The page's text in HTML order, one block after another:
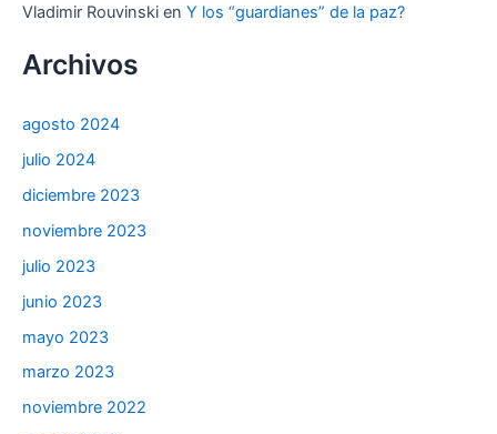
Vladimir Rouvinski en Y los “guardianes” de la paz?
Archivos
agosto 2024
julio 2024
diciembre 2023
noviembre 2023
julio 2023
junio 2023
mayo 2023
marzo 2023
noviembre 2022